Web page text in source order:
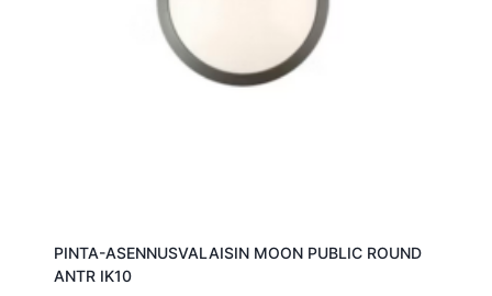
PINTA-ASENNUSVALAISIN MOON PUBLIC ROUND
ANTR IK10